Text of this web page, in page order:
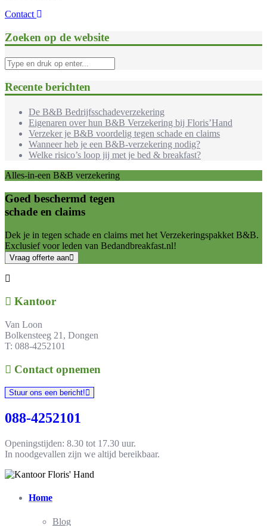
Contact
Zoeken op de website
Recente berichten
De B&B Bedrijfsschadeverzekering
Eigenaren over hun B&B Verzekering bij Floris’Hand
Verzeker je B&B voordelig tegen schade en claims
Wanneer heb je een B&B-verzekering nodig?
Welke risico’s loop jij met je bed & breakfast?
Alles-in-een B&B verzekering
Goed beschermd tegen
schade en claims
Dek je in tegen schade en claims met het Verzekeringspakket B&B.
Exclusief voor leden van Bedandbreakfast.nl!
Vraag offerte aan
Kantoor
Van Loon
Bolkensteeg 21, Dongen
T: 088-4252101
Contact opnemen
Stuur ons een bericht!
088-4252101
Openingstijden: 8.30 tot 17.30 uur.
In noodgevallen zijn we altijd bereikbaar.
Home
Blog